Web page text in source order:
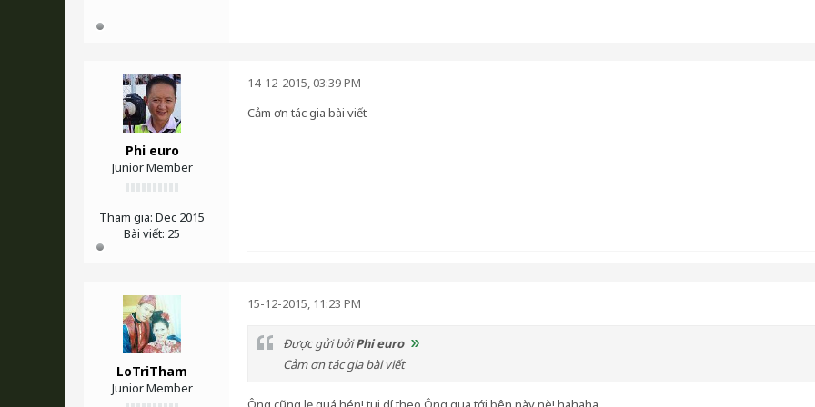
Phi euro
Junior Member
Tham gia: Dec 2015
Bài viết: 25
14-12-2015, 03:39 PM
Cảm ơn tác gia bài viết
LoTriTham
Junior Member
15-12-2015, 11:23 PM
Được gửi bởiPhi euro
Cảm ơn tác gia bài viết